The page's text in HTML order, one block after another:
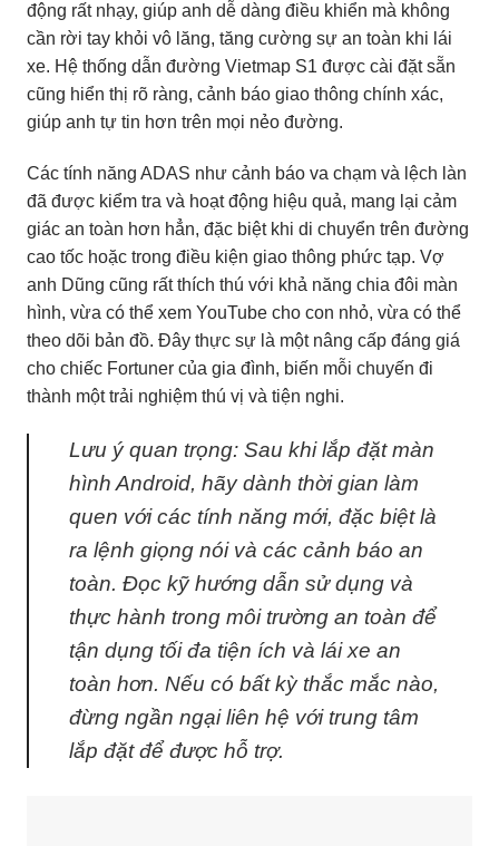
động rất nhạy, giúp anh dễ dàng điều khiển mà không
cần rời tay khỏi vô lăng, tăng cường sự an toàn khi lái
xe. Hệ thống dẫn đường Vietmap S1 được cài đặt sẵn
cũng hiển thị rõ ràng, cảnh báo giao thông chính xác,
giúp anh tự tin hơn trên mọi nẻo đường.
Các tính năng ADAS như cảnh báo va chạm và lệch làn
đã được kiểm tra và hoạt động hiệu quả, mang lại cảm
giác an toàn hơn hẳn, đặc biệt khi di chuyển trên đường
cao tốc hoặc trong điều kiện giao thông phức tạp. Vợ
anh Dũng cũng rất thích thú với khả năng chia đôi màn
hình, vừa có thể xem YouTube cho con nhỏ, vừa có thể
theo dõi bản đồ. Đây thực sự là một nâng cấp đáng giá
cho chiếc Fortuner của gia đình, biến mỗi chuyến đi
thành một trải nghiệm thú vị và tiện nghi.
Lưu ý quan trọng: Sau khi lắp đặt màn
hình Android, hãy dành thời gian làm
quen với các tính năng mới, đặc biệt là
ra lệnh giọng nói và các cảnh báo an
toàn. Đọc kỹ hướng dẫn sử dụng và
thực hành trong môi trường an toàn để
tận dụng tối đa tiện ích và lái xe an
toàn hơn. Nếu có bất kỳ thắc mắc nào,
đừng ngần ngại liên hệ với trung tâm
lắp đặt để được hỗ trợ.